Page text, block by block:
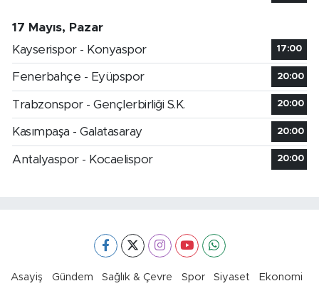
17 Mayıs, Pazar
Kayserispor - Konyaspor
17:00
Fenerbahçe - Eyüpspor 20:00
Trabzonspor - Gençlerbirliği S.K. 20:00
Kasımpaşa - Galatasaray 20:00
Antalyaspor - Kocaelispor 20:00
Asayiş Gündem Sağlık & Çevre Spor Siyaset
Ekonomi